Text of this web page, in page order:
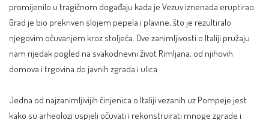
promijenilo u tragičnom događaju kada je Vezuv iznenada eruptirao.
Grad je bio prekriven slojem pepela i plavine, što je rezultiralo
njegovim očuvanjem kroz stoljeća. Ove zanimljivosti o Italiji pružaju
nam rijedak pogled na svakodnevni život Rimljana, od njihovih
domova i trgovina do javnih zgrada i ulica.
Jedna od najzanimljivijih činjenica o Italiji vezanih uz Pompeje jest
kako su arheolozi uspjeli očuvati i rekonstruirati mnoge zgrade i